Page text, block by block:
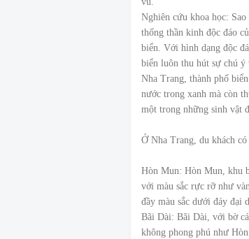
Nghiên cứu khoa học:
thống thần kinh độc đáo
biển. Với hình dạng độc
biển luôn thu hút sự chú ý
Nha Trang, thành phố
nước trong xanh mà còn
một trong những sinh vật
Ở Nha Trang, du khách
Hòn Mun: Hòn Mun, khu
với màu sắc rực rỡ như
đầy màu sắc dưới đáy đại
Bãi Dài: Bãi Dài, với bờ
không phong phú như